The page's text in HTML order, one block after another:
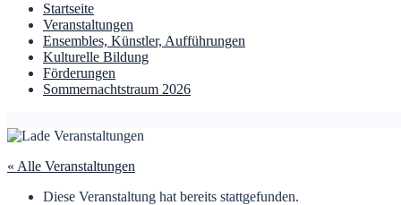
Startseite
Veranstaltungen
Ensembles, Künstler, Aufführungen
Kulturelle Bildung
Förderungen
Sommernachtstraum 2026
« Alle Veranstaltungen
Diese Veranstaltung hat bereits stattgefunden.